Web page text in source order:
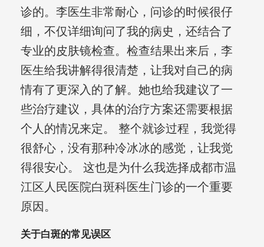
诊的。李医生非常耐心，问诊的时候很仔
细，不仅详细询问了我的病史，还结合了
专业的皮肤镜检查。检查结果出来后，李
医生给我讲解得很清楚，让我对自己的病
情有了更深入的了解。她也给我建议了一
些治疗建议，具体的治疗方案还需要根据
个人的情况来定。 整个就诊过程，我觉得
很舒心，没有那种冷冰冰的感觉，让我觉
得很安心。 这也是为什么我选择成都市温
江区人民医院白斑科医生门诊的一个重要
原因。
关于白斑的常见误区